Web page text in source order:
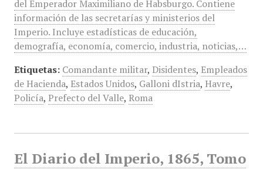
del Emperador Maximiliano de Habsburgo. Contiene
información de las secretarías y ministerios del
Imperio. Incluye estadísticas de educación,
demografía, economía, comercio, industria, noticias,…
Etiquetas: Comandante militar, Disidentes, Empleados
de Hacienda, Estados Unidos, Galloni dIstria, Havre,
Policía, Prefecto del Valle, Roma
El Diario del Imperio, 1865, Tomo